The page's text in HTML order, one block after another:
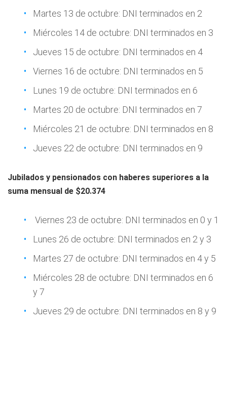
Martes 13 de octubre: DNI terminados en 2
Miércoles 14 de octubre: DNI terminados en 3
Jueves 15 de octubre: DNI terminados en 4
Viernes 16 de octubre: DNI terminados en 5
Lunes 19 de octubre: DNI terminados en 6
Martes 20 de octubre: DNI terminados en 7
Miércoles 21 de octubre: DNI terminados en 8
Jueves 22 de octubre: DNI terminados en 9
Jubilados y pensionados con haberes superiores a la
suma mensual de $20.374
Viernes 23 de octubre: DNI terminados en 0 y 1
Lunes 26 de octubre: DNI terminados en 2 y 3
Martes 27 de octubre: DNI terminados en 4 y 5
Miércoles 28 de octubre: DNI terminados en 6
y 7
Jueves 29 de octubre: DNI terminados en 8 y 9